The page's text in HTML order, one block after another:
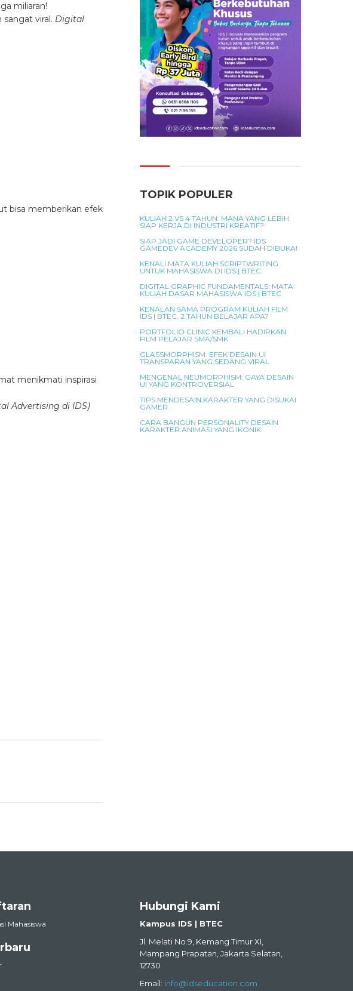
miliaran!
viral. Digital
bisa memberikan efek
menikmati inspirasi
Advertising di IDS)
TOPIK POPULER
KULIAH 2 VS 4 TAHUN: MANA YANG LEBIH
SIAP KERJA DI INDUSTRI KREATIF?
SIAP JADI GAME DEVELOPER? IDS
GAMEDEV ACADEMY 2026 SUDAH DIBUKA!
KENALI MATA KULIAH SCRIPTWRITING
UNTUK MAHASISWA DI IDS | BTEC
DIGITAL GRAPHIC FUNDAMENTALS: MATA
KULIAH DASAR MAHASISWA IDS | BTEC
KENALAN SAMA PROGRAM KULIAH FILM
IDS | BTEC, 2 TAHUN BELAJAR APA?
PORTFOLIO CLINIC KEMBALI HADIRKAN
FILM PELAJAR SMA/SMK
GLASSMORPHISM: EFEK DESAIN UI
TRANSPARAN YANG SEDANG VIRAL
MENGENAL NEUMORPHISM: GAYA DESAIN
UI YANG KONTROVERSIAL
TIPS MENDESAIN KARAKTER YANG DISUKAI
GAMER
CARA BANGUN PERSONALITY DESAIN
KARAKTER ANIMASI YANG IKONIK
Mahasiswa
Hubungi Kami
Kampus IDS | BTEC
Jl. Melati No.9, Kemang Timur XI,
Mampang Prapatan, Jakarta Selatan,
12730
Email: info@idseducation.com